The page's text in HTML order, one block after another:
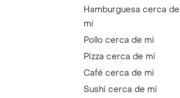
Hamburguesa cerca de
mi
Pollo cerca de mi
Pizza cerca de mi
Café cerca de mi
Sushi cerca de mi